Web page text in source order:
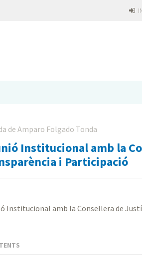
de Amparo Folgado Tonda
Institucional amb la
i Participació
Institucional amb la Consellera de